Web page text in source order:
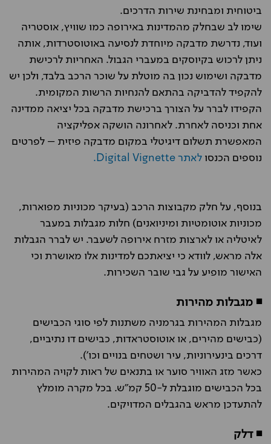
ביטוחית ומבחינת שירות הדרכים.
שימו לב שבחלק מהמדינות באירופה כמו שוויץ, אוסטריה
ועוד, נדרשת מדבקה מיוחדת לנסיעה באוטוסטרדות, אותה
ניתן לרכוש בקיוסקים במעברי הגבול. האחריות לרכישת
מדבקה ושימוש נכון בה מוטלת על שוכר הרכב בלבד, ולכן יש
להקפיד להדביקה בהתאם להנחיות הרשות המקומית.
הקפידו לברר על הצורך ברכישת מדבקה בכל יציאה ממדינה
אחת וכניסה לאחרת. לאחרונה הושקה אפליקציה
המאפשרת תשלום דיגיטלי במקום מדבקה פיזית – לפרטים
נוספים הכנסו לאתר Digital Vignette.
בנוסף, על חלק מקבוצות הרכב (בעיקר מכוניות מפוארות,
מכוניות אוטומטיות ומיניואנים) חלות מגבלות במעבר
לאיטליה או לארצות מזרח אירופה לשעבר. יש לברר הגבלות
אלה מראש, לוודא כי יציאתכם למדינות אלו מאושרת וכי
האישור מופיע על גבי שובר השכירות.
◾ מגבלות מהירות
מגבלות המהירות בגרמניה משתנות לפי סוגי הכבישים
(כבישים מהירים, או אוטוסטראדות, כבישים דו נתיביים,
דרכים בינעירוניות, עיר ושטחים בנויים וכו').
כאשר מזג האוויר סוער או בתנאים של ראות לקויה המהירות
בכל הכבישים מוגבלת ל-50 קמ"ש. בכל מקרה מומלץ
להתעדכן מראש בהגבלים המדויקים.
◾ דלק